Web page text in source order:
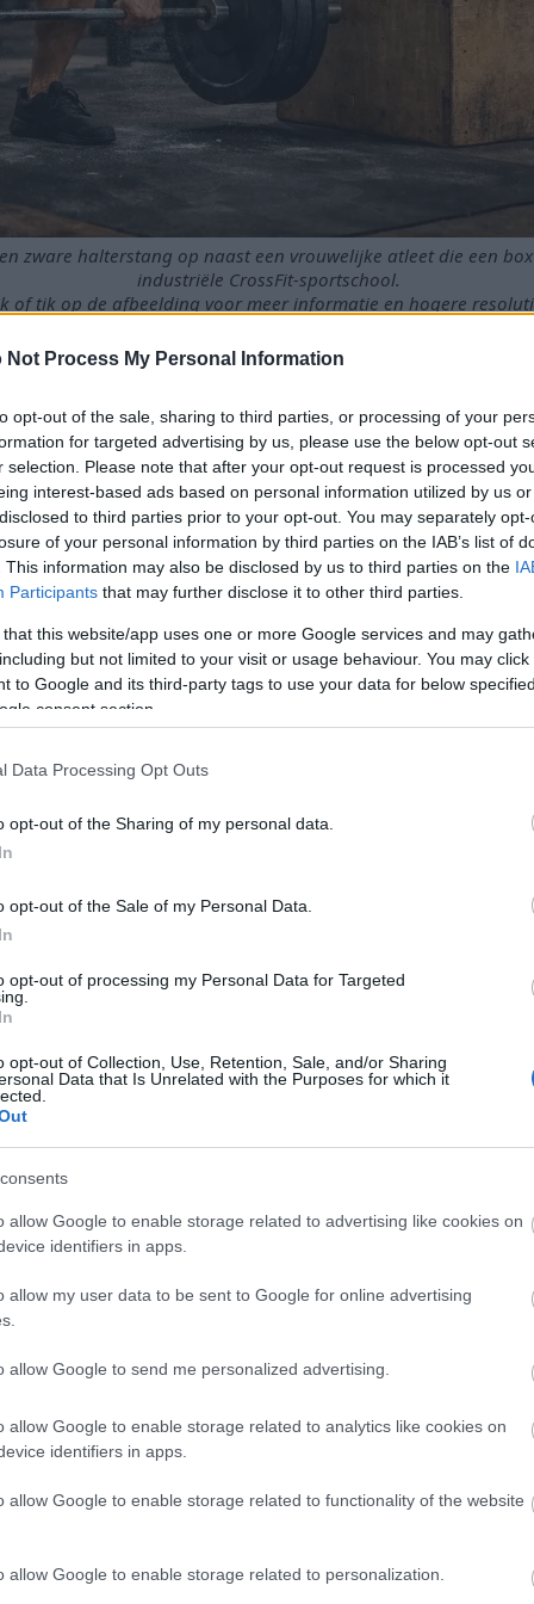
Not Process My Personal Information
opt-out of the sale, sharing to third parties, or processing of your
for targeted advertising by us, please use the below opt-out
selection. Please note that after your opt-out request is processed
interest-based ads based on personal information utilized by us
to third parties prior to your opt-out. You may separately
of your personal information by third parties on the IAB’s list of
This information may also be disclosed by us to third parties on the
Participants that may further disclose it to other third parties.
that this website/app uses one or more Google services and may
but not limited to your visit or usage behaviour. You may
to Google and its third-party tags to use your data for below
consent section.
Data Processing Opt Outs
opt-out of the Sharing of my personal data.
opt-out of the Sale of my Personal Data.
opt-out of processing my Personal Data for Targeted
opt-out of Collection, Use, Retention, Sale, and/or Sharing
Data that Is Unrelated with the Purposes for which it
allow Google to enable storage related to advertising like cookies on
identifiers in apps.
allow my user data to be sent to Google for online advertising
allow Google to send me personalized advertising.
allow Google to enable storage related to analytics like cookies on
identifiers in apps.
allow Google to enable storage related to functionality of the website
allow Google to enable storage related to personalization.
zware halterstang op naast een vrouwelijke atleet die een
industriële CrossFit-sportschool.
of tik op de afbeelding voor meer informatie en hogere
fitnesselementen voor een evenwichtige aanpak.
omgeving bevordert motivatie en verantwoordelijkheid.
verbetert de algehele gezondheid aanzienlijk.
voor alle niveaus en is daardoor voor iedereen
de fysieke kracht, maar ook de mentale veerkracht.
en conditieprogramma dat is ontworpen om de
bewegingen met hoge intensiteit. Deze aanpak
te nemen, waardoor het aanpasbaar en inclusief is.
sprongen, olympisch gewichtheffen, kettlebells
laat de breedte van de trainingsmogelijkheden van
is gericht op het verbeteren van de functionele
verbeteringen in hun fysieke vaardigheden. Of
mogelijkheden om kracht, uithoudingsvermogen en
kracht
op spierversterking. Elke sessie maakt gebruik van
meerdere gewrichten betrokken zijn. Dit leidt tot
De training van de dag daagt deelnemers uit met
zich moeten aanpassen.
trainingen leidt tot spiergroei, doordat mensen hun
spiergroei op de lange termijn. Het verbetert niet
het een uitstekende keuze voor iedereen die zijn of